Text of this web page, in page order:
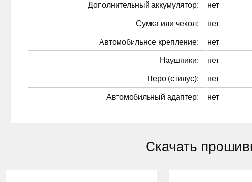
Дополнительный аккумулятор: нет
Сумка или чехол: нет
Автомобильное крепление: нет
Наушники: нет
Перо (стилус): нет
Автомобильный адаптер: нет
Скачать